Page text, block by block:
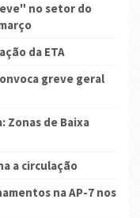
no setor do
da ETA
greve geral
Zonas de Baixa
a circulação
na AP-7 nos